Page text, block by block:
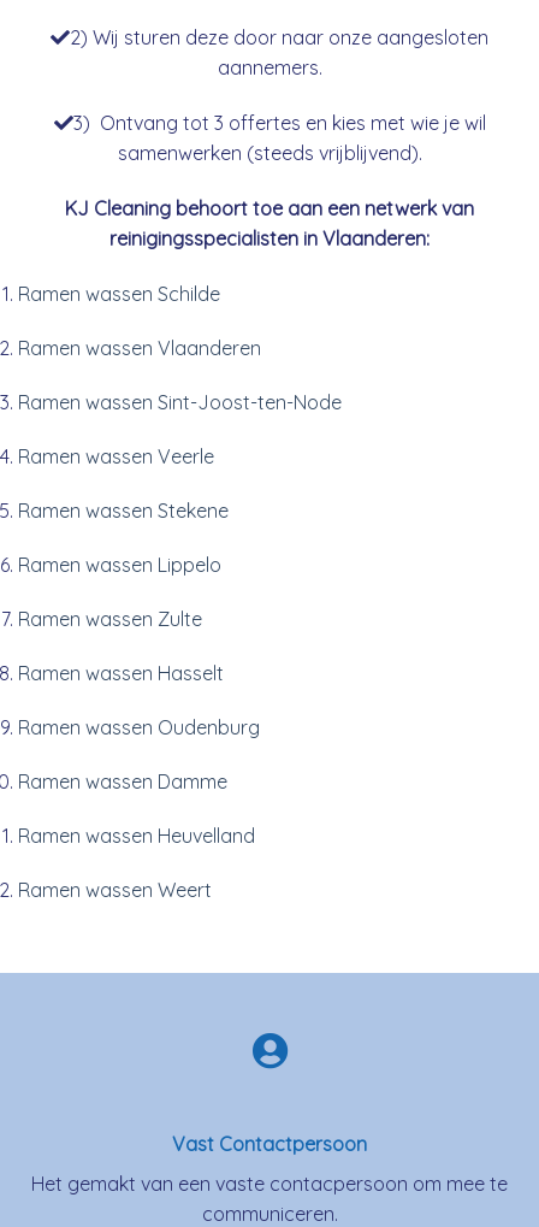
2) Wij sturen deze door naar onze aangesloten
aannemers.
3) Ontvang tot 3 offertes en kies met wie je wil
samenwerken (steeds vrijblijvend).
KJ Cleaning behoort toe aan een netwerk van
reinigingsspecialisten in Vlaanderen:
Ramen wassen Schilde
Ramen wassen Vlaanderen
Ramen wassen Sint-Joost-ten-Node
Ramen wassen Veerle
Ramen wassen Stekene
Ramen wassen Lippelo
Ramen wassen Zulte
Ramen wassen Hasselt
Ramen wassen Oudenburg
Ramen wassen Damme
Ramen wassen Heuvelland
Ramen wassen Weert
Vast Contactpersoon
Het gemakt van een vaste contacpersoon om mee te
communiceren.